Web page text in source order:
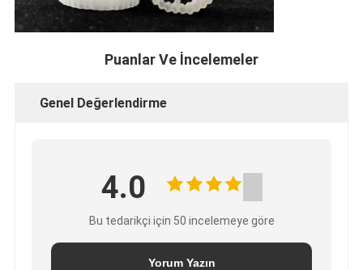
Puanlar Ve İncelemeler
Genel Değerlendirme
4.0
Bu tedarikçi için 50 incelemeye göre
Yorum Yazın